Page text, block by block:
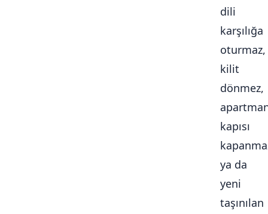
dili
karşılığa
oturmaz,
kilit
dönmez,
kapısı
ya da
yeni
taşınılan